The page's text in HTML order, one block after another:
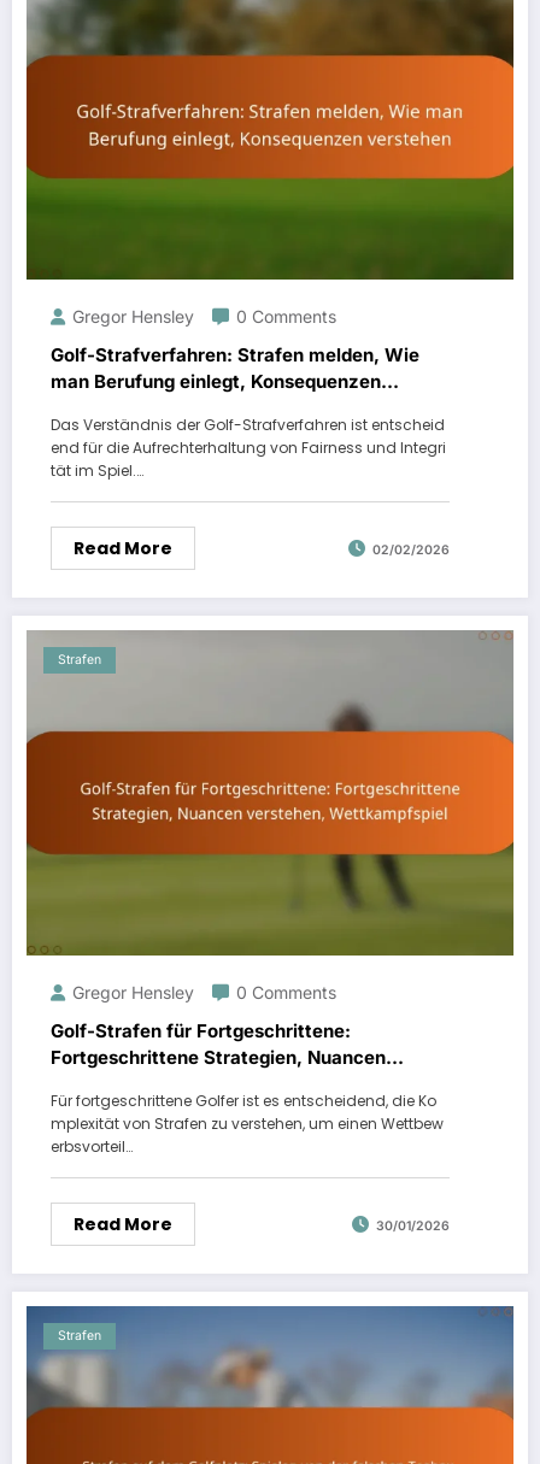
Gregor Hensley 0 Comments
Golf-Strafverfahren: Strafen melden, Wie
man Berufung einlegt, Konsequenzen
Das Verständnis der Golf-Strafverfahren ist entscheid
end für die Aufrechterhaltung von Fairness und Integri
tät im Spiel.…
Read More 02/02/2026
Strafen
Gregor Hensley 0 Comments
Golf-Strafen für Fortgeschrittene:
Fortgeschrittene Strategien, Nuancen
Für fortgeschrittene Golfer ist es entscheidend, die Ko
mplexität von Strafen zu verstehen, um einen Wettbew
erbsvorteil…
Read More 30/01/2026
Strafen